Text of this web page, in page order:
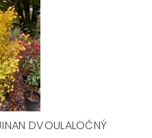
DVOULALOČNÝ